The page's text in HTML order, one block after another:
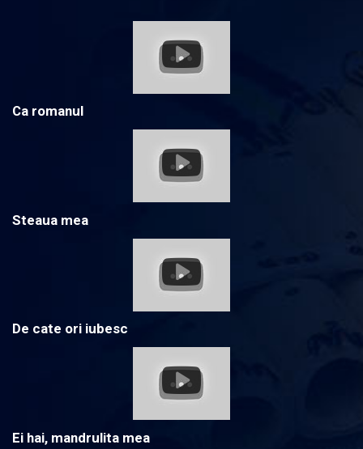
Ca romanul
Steaua mea
De cate ori iubesc
Ei hai, mandrulita mea